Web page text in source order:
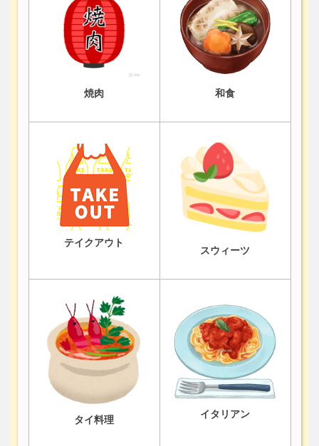
焼肉 和食
テイクアウト
スウィーツ
タイ料理
イタリアン